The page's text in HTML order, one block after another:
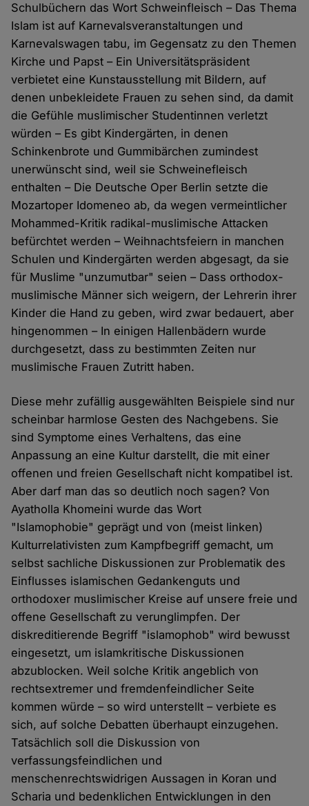
Schulbüchern das Wort Schweinfleisch – Das Thema
Islam ist auf Karnevalsveranstaltungen und
Karnevalswagen tabu, im Gegensatz zu den Themen
Kirche und Papst – Ein Universitätspräsident
verbietet eine Kunstausstellung mit Bildern, auf
denen unbekleidete Frauen zu sehen sind, da damit
die Gefühle muslimischer Studentinnen verletzt
würden – Es gibt Kindergärten, in denen
Schinkenbrote und Gummibärchen zumindest
unerwünscht sind, weil sie Schweinefleisch
enthalten – Die Deutsche Oper Berlin setzte die
Mozartoper Idomeneo ab, da wegen vermeintlicher
Mohammed-Kritik radikal-muslimische Attacken
befürchtet werden – Weihnachtsfeiern in manchen
Schulen und Kindergärten werden abgesagt, da sie
für Muslime "unzumutbar" seien – Dass orthodox-
muslimische Männer sich weigern, der Lehrerin ihrer
Kinder die Hand zu geben, wird zwar bedauert, aber
hingenommen – In einigen Hallenbädern wurde
durchgesetzt, dass zu bestimmten Zeiten nur
muslimische Frauen Zutritt haben.
Diese mehr zufällig ausgewählten Beispiele sind nur
scheinbar harmlose Gesten des Nachgebens. Sie
sind Symptome eines Verhaltens, das eine
Anpassung an eine Kultur darstellt, die mit einer
offenen und freien Gesellschaft nicht kompatibel ist.
Aber darf man das so deutlich noch sagen? Von
Ayatholla Khomeini wurde das Wort
"Islamophobie" geprägt und von (meist linken)
Kulturrelativisten zum Kampfbegriff gemacht, um
selbst sachliche Diskussionen zur Problematik des
Einflusses islamischen Gedankenguts und
orthodoxer muslimischer Kreise auf unsere freie und
offene Gesellschaft zu verunglimpfen. Der
diskreditierende Begriff "islamophob" wird bewusst
eingesetzt, um islamkritische Diskussionen
abzublocken. Weil solche Kritik angeblich von
rechtsextremer und fremdenfeindlicher Seite
kommen würde – so wird unterstellt – verbiete es
sich, auf solche Debatten überhaupt einzugehen.
Tatsächlich soll die Diskussion von
verfassungsfeindlichen und
menschenrechtswidrigen Aussagen in Koran und
Scharia und bedenklichen Entwicklungen in den